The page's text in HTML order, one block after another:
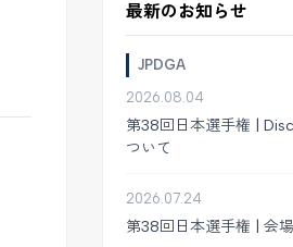
最新のお知らせ
JPDGA
2026.08.04
第38回日本選手権 |
ついて
2026.07.24
第38回日本選手権 | 会